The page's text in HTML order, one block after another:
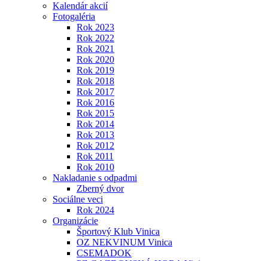
Kalendár akcií
Fotogaléria
Rok 2023
Rok 2022
Rok 2021
Rok 2020
Rok 2019
Rok 2018
Rok 2017
Rok 2016
Rok 2015
Rok 2014
Rok 2013
Rok 2012
Rok 2011
Rok 2010
Nakladanie s odpadmi
Zberný dvor
Sociálne veci
Rok 2024
Organizácie
Športový Klub Vinica
OZ NEKVINUM Vinica
CSEMADOK